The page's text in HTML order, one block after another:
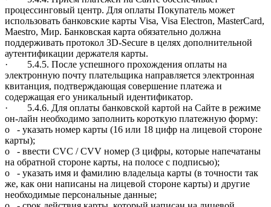
процессинговый центр. Для оплаты Покупатель может
использовать банковские карты Visa, Visa Electron, MasterCard,
Maestro, Мир. Банковская карта обязательно должна
поддерживать протокол 3D-Secure в целях дополнительной
аутентификации держателя карты.
· 5.4.5. После успешного прохождения оплаты на
электронную почту плательщика направляется электронная
квитанция, подтверждающая совершение платежа и
содержащая его уникальный идентификатор.
· 5.4.6. Для оплаты банковской картой на Сайте в режиме
он-лайн необходимо заполнить короткую платежную форму:
o - указать номер карты (16 или 18 цифр на лицевой стороне
карты);
o - ввести CVC / CVV номер (3 цифры, которые напечатаны
на обратной стороне карты, на полосе с подписью);
o - указать имя и фамилию владельца карты (в точности так
же, как они написаны на лицевой стороне карты) и другие
необходимые персональные данные;